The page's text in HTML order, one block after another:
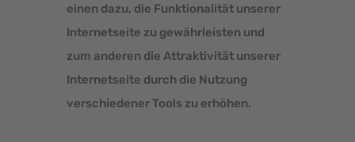
einen dazu, die Funktionalität unserer
Internetseite zu gewährleisten und
zum anderen die Attraktivität unserer
Internetseite durch die Nutzung
verschiedener Tools zu erhöhen.